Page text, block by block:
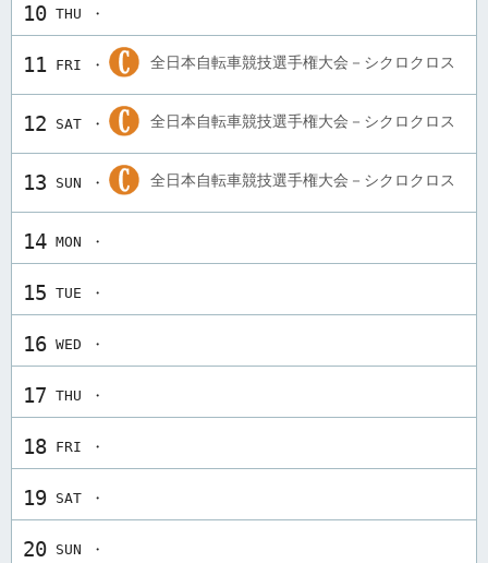
10 THU ・
11 FRI ・ 全日本自転車競技選手権大会－シクロクロス
12 SAT ・ 全日本自転車競技選手権大会－シクロクロス
13 SUN ・ 全日本自転車競技選手権大会－シクロクロス
14 MON ・
15 TUE ・
16 WED ・
17 THU ・
18 FRI ・
19 SAT ・
20 SUN ・